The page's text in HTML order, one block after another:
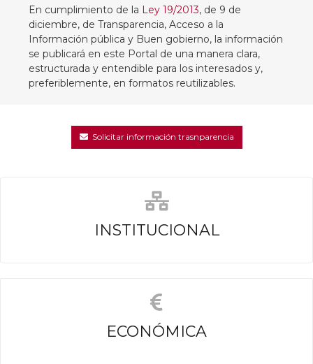
En cumplimiento de la Ley 19/2013, de 9 de
diciembre, de Transparencia, Acceso a la
Información pública y Buen gobierno, la información
se publicará en este Portal de una manera clara,
estructurada y entendible para los interesados y,
preferiblemente, en formatos reutilizables.
Solicitar información trasnparencia
INSTITUCIONAL
ECONÓMICA